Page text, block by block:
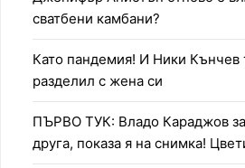
сватбени камбани?
Като пандемия! И Ники Кънчев
разделил с жена си
ПЪРВО ТУК: Владо Караджов
друга, показа я на снимка!